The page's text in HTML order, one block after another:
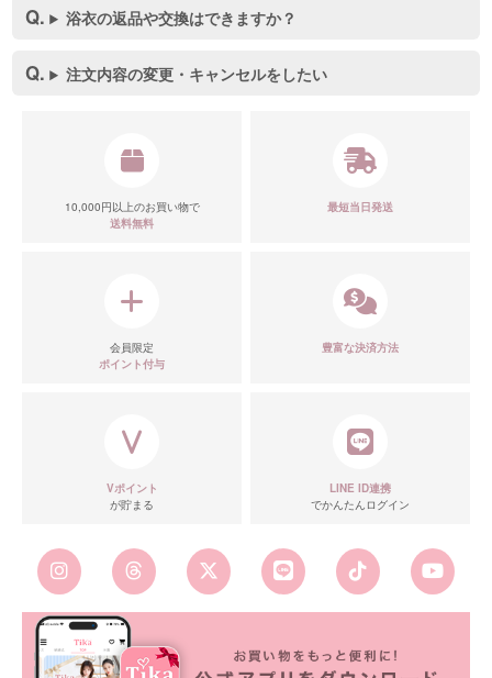
浴衣の返品や交換はできますか？
注文内容の変更・キャンセルをしたい
10,000円以上のお買い物で
送料無料
最短当日発送
会員限定
ポイント付与
豊富な決済方法
Vポイント
が貯まる
LINE ID連携
でかんたんログイン